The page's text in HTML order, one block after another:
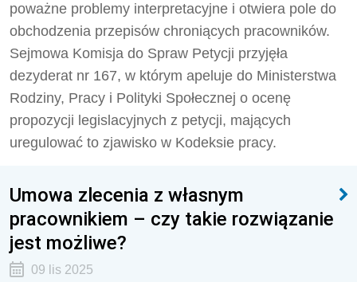
poważne problemy interpretacyjne i otwiera pole do
obchodzenia przepisów chroniących pracowników.
Sejmowa Komisja do Spraw Petycji przyjęła
dezyderat nr 167, w którym apeluje do Ministerstwa
Rodziny, Pracy i Polityki Społecznej o ocenę
propozycji legislacyjnych z petycji, mających
uregulować to zjawisko w Kodeksie pracy.
Umowa zlecenia z własnym
pracownikiem – czy takie rozwiązanie
jest możliwe?
09 lis 2025